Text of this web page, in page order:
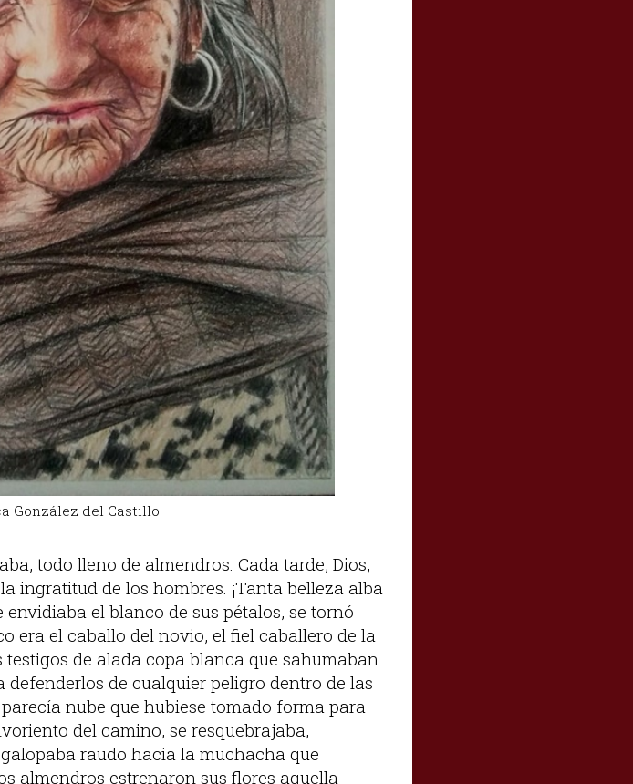
González del Castillo
todo lleno de almendros. Cada tarde, Dios,
ingratitud de los hombres. ¡Tanta belleza alba
el blanco de sus pétalos, se tornó
era el caballo del novio, el fiel caballero de la
de alada copa blanca que sahumaban
de cualquier peligro dentro de las
nube que hubiese tomado forma para
del camino, se resquebrajaba,
raudo hacia la muchacha que
almendros estrenaron sus flores aquella